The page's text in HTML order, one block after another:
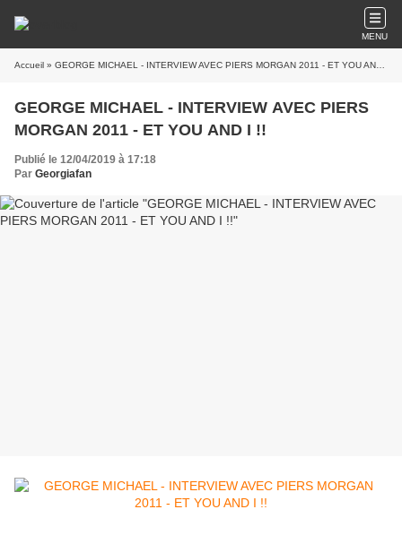
MENU
Accueil » GEORGE MICHAEL - INTERVIEW AVEC PIERS MORGAN 2011 - ET YOU AND I !!
GEORGE MICHAEL - INTERVIEW AVEC PIERS
MORGAN 2011 - ET YOU AND I !!
Publié le 12/04/2019 à 17:18
Par Georgiafan